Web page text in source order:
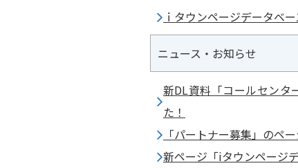
ｉタウンページデータベー
ニュース・お知らせ
新DL資料「コールセン
た！
「パートナー募集」のペ
新ページ「iタウンページ